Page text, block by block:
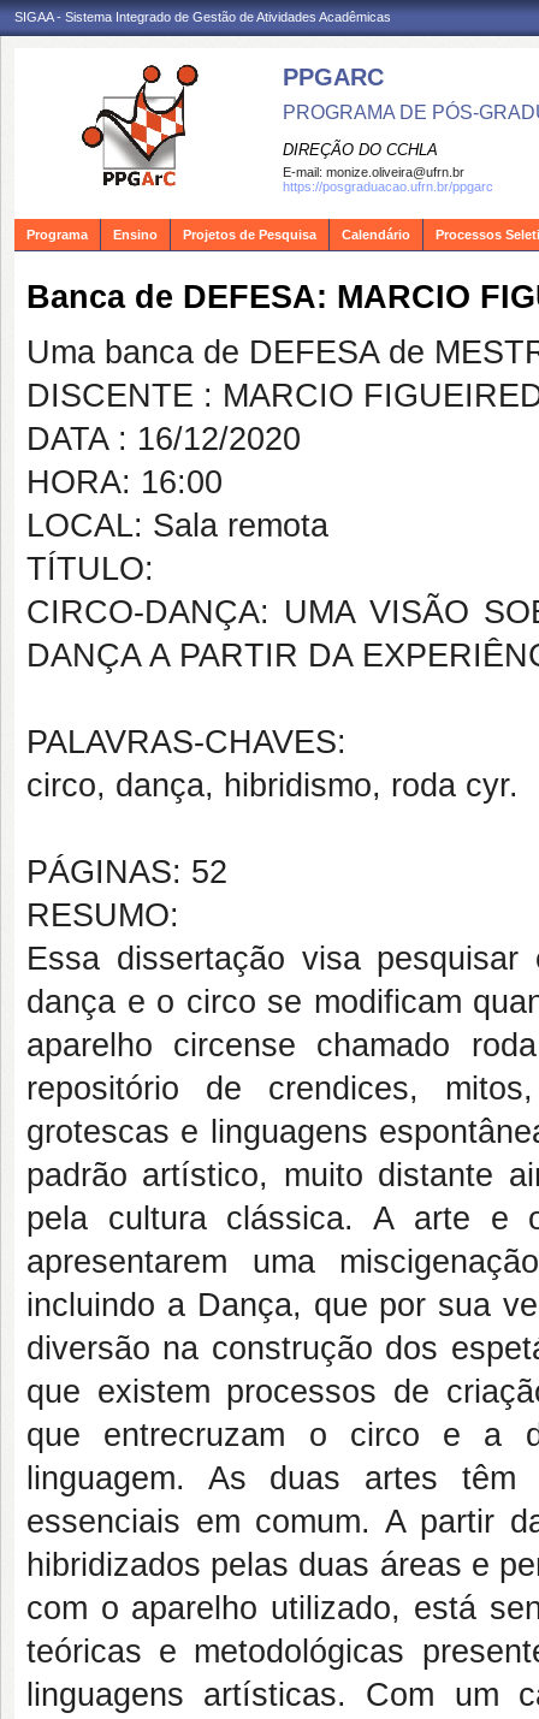
SIGAA - Sistema Integrado de Gestão de Atividades Acadêmicas
PPGARC
PROGRAMA DE PÓS-
DIREÇÃO DO CCHLA
E-mail: monize.oliveira@ufrn.br
https://posgraduacao.ufrn.br/ppgarc
Programa Ensino Projetos de Pesquisa Calendário Processos
Banca de DEFESA: MARCIO
Uma banca de DEFESA de
DISCENTE : MARCIO
DATA : 16/12/2020
HORA: 16:00
LOCAL: Sala remota
TÍTULO:
CIRCO-DANÇA: UMA VISÃO
DANÇA A PARTIR DA
PALAVRAS-CHAVES:
circo, dança, hibridismo, roda cyr.
PÁGINAS: 52
RESUMO:
Essa dissertação visa
dança e o circo se modificam
aparelho circense chamado
repositório de crendices,
grotescas e linguagens
padrão artístico, muito distante
pela cultura clássica. A arte e
apresentarem uma
incluindo a Dança, que por sua
diversão na construção dos
que existem processos de
que entrecruzam o circo e a
linguagem. As duas artes
essenciais em comum. A partir
hibridizados pelas duas áreas e
com o aparelho utilizado, está
teóricas e metodológicas
linguagens artísticas. Com um